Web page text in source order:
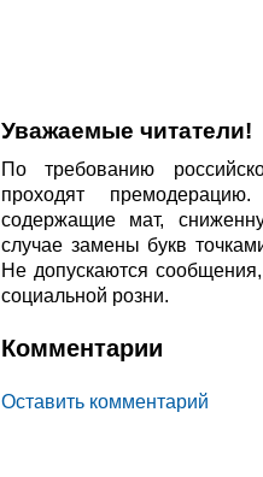
Уважаемые читатели!
По требованию
проходят
содержащие мат,
случае замены букв
Не допускаются
социальной розни.
Комментарии
Оставить комментарий